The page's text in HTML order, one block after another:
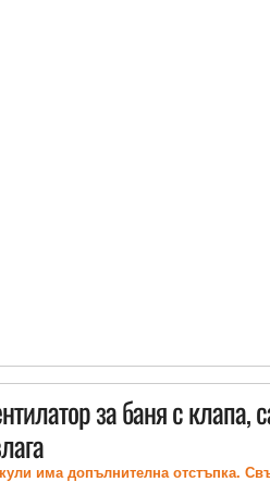
за баня с клапа,
има допълнителна отстъпка.